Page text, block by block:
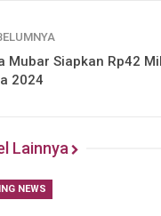
Mubar Siapkan Rp42
2024
Lainnya
NEWS